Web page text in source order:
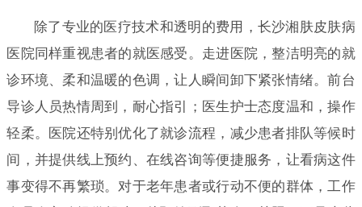
除了专业的医疗技术和透明的费用，长沙湘肤皮肤病
医院同样重视患者的就医感受。走进医院，整洁明亮的就
诊环境、柔和温暖的色调，让人瞬间卸下紧张情绪。前台
导诊人员热情周到，耐心指引；医生护士态度温和，操作
轻柔。医院还特别优化了就诊流程，减少患者排队等候时
间，并提供线上预约、在线咨询等便捷服务，让看病这件
事变得不再繁琐。对于老年患者或行动不便的群体，工作